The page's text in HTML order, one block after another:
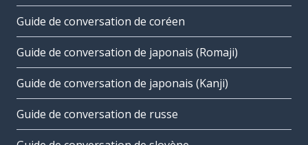
Guide de conversation de coréen
Guide de conversation de japonais (Romaji)
Guide de conversation de japonais (Kanji)
Guide de conversation de russe